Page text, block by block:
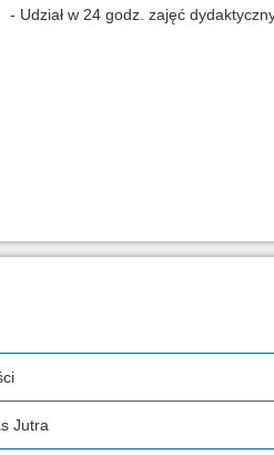
- Udział w 24 godz. zajęć
Jutra